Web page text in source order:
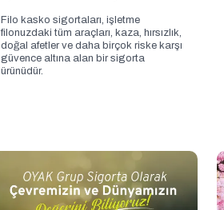
Filo kasko sigortaları, işletme
filonuzdaki tüm araçları, kaza, hırsızlık,
doğal afetler ve daha birçok riske karşı
güvence altına alan bir sigorta
ürünüdür.